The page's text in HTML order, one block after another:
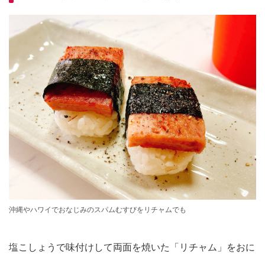
沖縄やハワイでおなじみのスパムむすびをリチャムでも
塩こしょうで味付けして両面を焼いた「リチャム」をおに